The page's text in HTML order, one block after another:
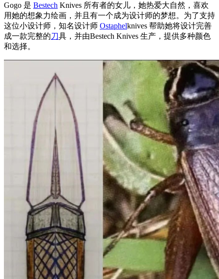
Gogo 是 Bestech Knives 所有者的女儿，她热爱大自然，喜欢
用她的想象力绘画，并且有一个成为设计师的梦想。为了支持
这位小设计师，知名设计师 Ostaphelknives 帮助她将设计完善
成一款完整的刀具，并由Bestech Knives 生产，提供多种颜色
和选择。